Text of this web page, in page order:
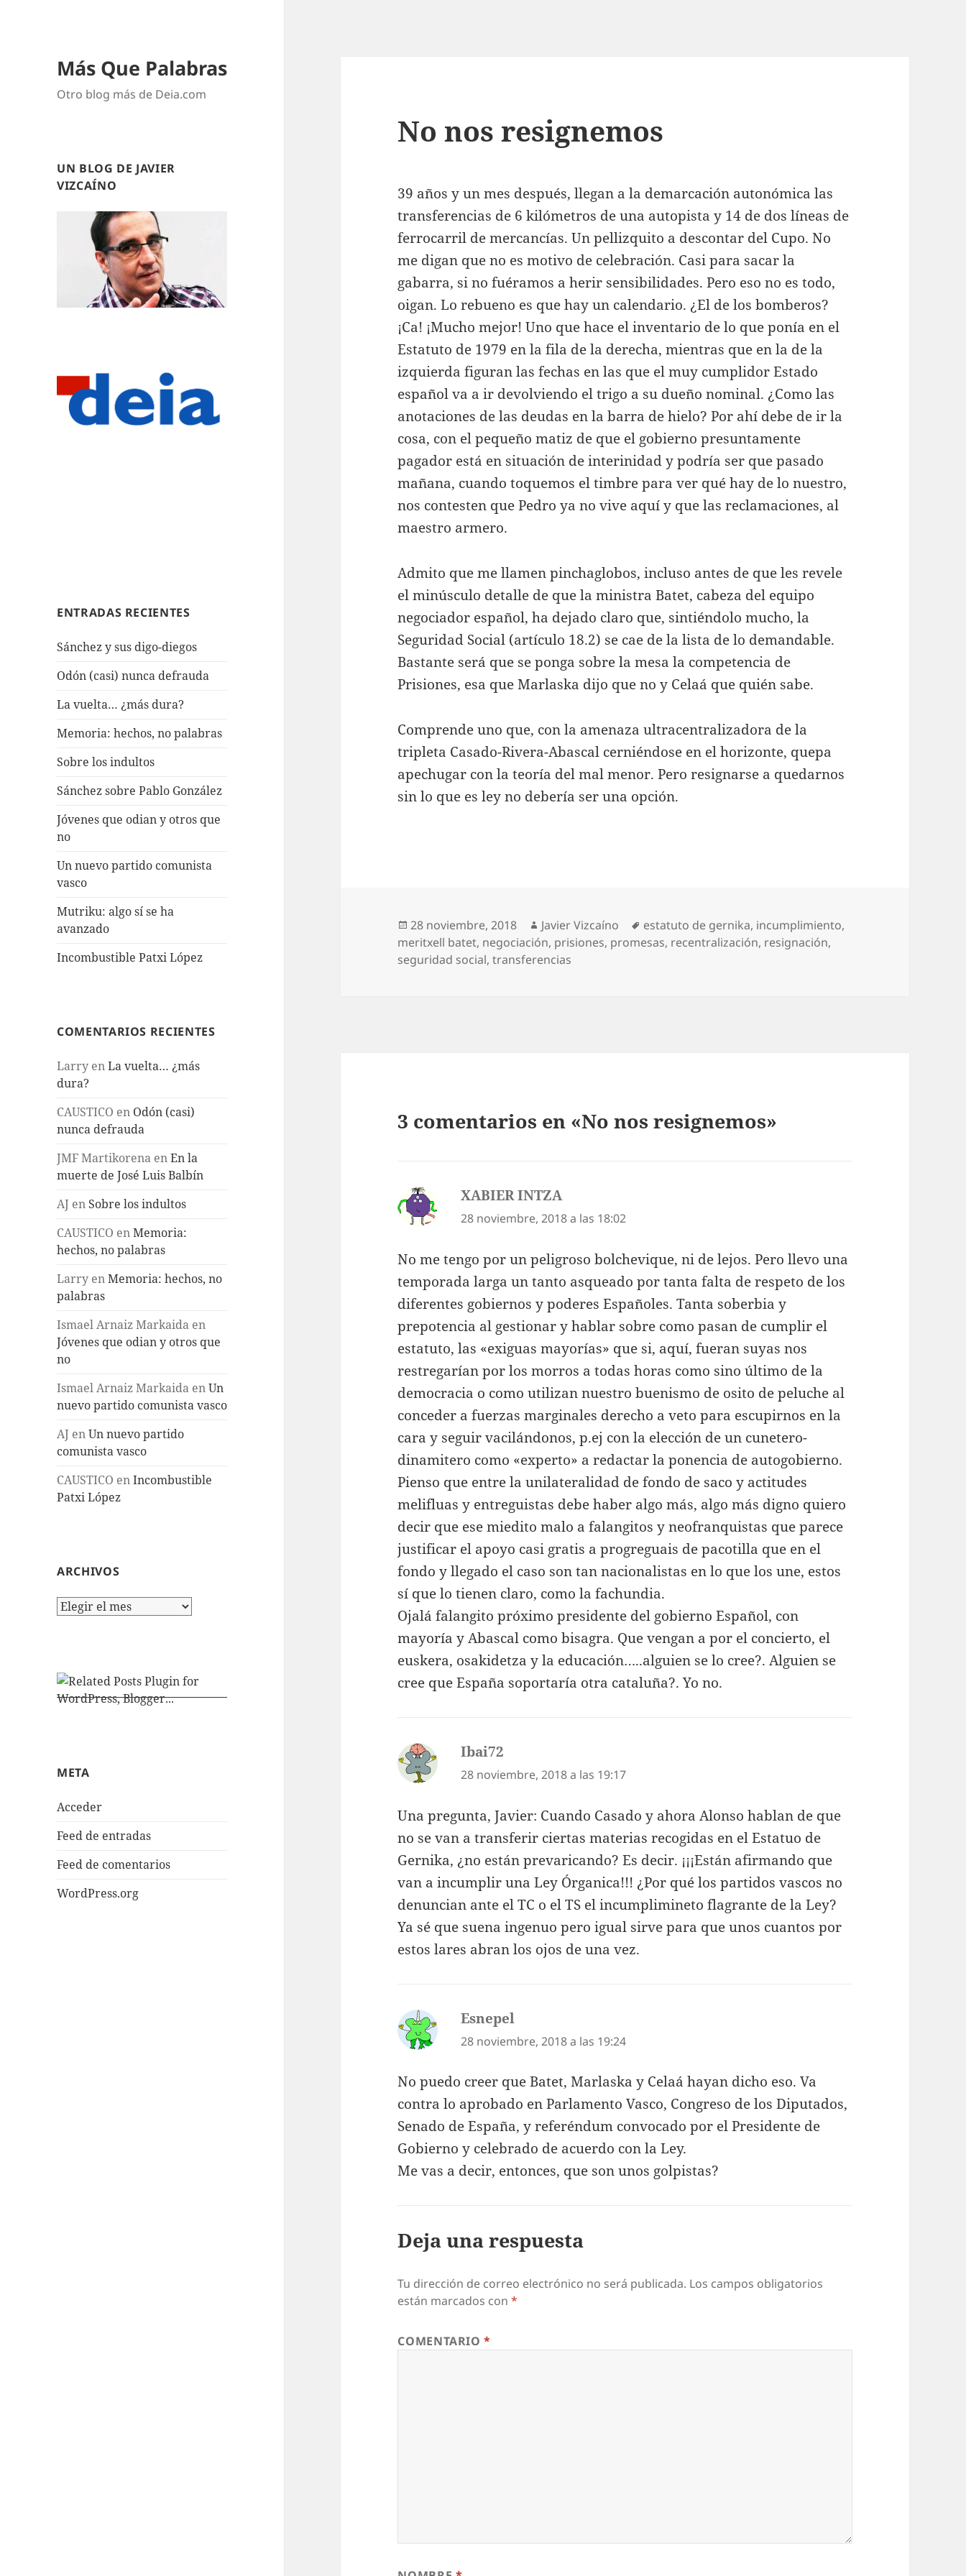
Más Que Palabras
Otro blog más de Deia.com
UN BLOG DE JAVIER
VIZCAÍNO
ENTRADAS RECIENTES
Sánchez y sus digo-diegos
Odón (casi) nunca defrauda
La vuelta… ¿más dura?
Memoria: hechos, no palabras
Sobre los indultos
Sánchez sobre Pablo González
Jóvenes que odian y otros que
no
Un nuevo partido comunista
vasco
Mutriku: algo sí se ha
avanzado
Incombustible Patxi López
COMENTARIOS RECIENTES
Larry enLa vuelta… ¿más
dura?
CAUSTICO en Odón (casi)
nunca defrauda
JMF Martikorena enEn la
muerte de José Luis Balbín
AJ en Sobre los indultos
CAUSTICO enMemoria:
hechos, no palabras
Larry enMemoria: hechos, no
palabras
Ismael Arnaiz Markaida en
Jóvenes que odian y otros que
no
Ismael Arnaiz Markaida enUn
nuevo partido comunista vasco
AJ enUn nuevo partido
comunista vasco
CAUSTICO enIncombustible
Patxi López
ARCHIVOS
Archivos
META
Acceder
Feed de entradas
Feed de comentarios
WordPress.org
No nos resignemos
39 años y un mes después, llegan a la demarcación autonómica las
transferencias de 6 kilómetros de una autopista y 14 de dos líneas de
ferrocarril de mercancías. Un pellizquito a descontar del Cupo. No
me digan que no es motivo de celebración. Casi para sacar la
gabarra, si no fuéramos a herir sensibilidades. Pero eso no es todo,
oigan. Lo rebueno es que hay un calendario. ¿El de los bomberos?
¡Ca! ¡Mucho mejor! Uno que hace el inventario de lo que ponía en el
Estatuto de 1979 en la fila de la derecha, mientras que en la de la
izquierda figuran las fechas en las que el muy cumplidor Estado
español va a ir devolviendo el trigo a su dueño nominal. ¿Como las
anotaciones de las deudas en la barra de hielo? Por ahí debe de ir la
cosa, con el pequeño matiz de que el gobierno presuntamente
pagador está en situación de interinidad y podría ser que pasado
mañana, cuando toquemos el timbre para ver qué hay de lo nuestro,
nos contesten que Pedro ya no vive aquí y que las reclamaciones, al
maestro armero.
Admito que me llamen pinchaglobos, incluso antes de que les revele
el minúsculo detalle de que la ministra Batet, cabeza del equipo
negociador español, ha dejado claro que, sintiéndolo mucho, la
Seguridad Social (artículo 18.2) se cae de la lista de lo demandable.
Bastante será que se ponga sobre la mesa la competencia de
Prisiones, esa que Marlaska dijo que no y Celaá que quién sabe.
Comprende uno que, con la amenaza ultracentralizadora de la
tripleta Casado-Rivera-Abascal cerniéndose en el horizonte, quepa
apechugar con la teoría del mal menor. Pero resignarse a quedarnos
sin lo que es ley no debería ser una opción.
Publicado
el
28 noviembre, 2018 Autor
Javier Vizcaíno Etiquetas
estatuto de gernika, incumplimiento,
meritxell batet, negociación, prisiones, promesas, recentralización, resignación,
seguridad social,transferencias
3 comentarios en «No nos resignemos»
XABIER INTZAdice:
28 noviembre, 2018 a las 18:02
No me tengo por un peligroso bolchevique, ni de lejos. Pero llevo una
temporada larga un tanto asqueado por tanta falta de respeto de los
diferentes gobiernos y poderes Españoles. Tanta soberbia y
prepotencia al gestionar y hablar sobre como pasan de cumplir el
estatuto, las «exiguas mayorías» que si, aquí, fueran suyas nos
restregarían por los morros a todas horas como sino último de la
democracia o como utilizan nuestro buenismo de osito de peluche al
conceder a fuerzas marginales derecho a veto para escupirnos en la
cara y seguir vacilándonos, p.ej con la elección de un cunetero-
dinamitero como «experto» a redactar la ponencia de autogobierno.
Pienso que entre la unilateralidad de fondo de saco y actitudes
melifluas y entreguistas debe haber algo más, algo más digno quiero
decir que ese miedito malo a falangitos y neofranquistas que parece
justificar el apoyo casi gratis a progreguais de pacotilla que en el
fondo y llegado el caso son tan nacionalistas en lo que los une, estos
sí que lo tienen claro, como la fachundia.
Ojalá falangito próximo presidente del gobierno Español, con
mayoría y Abascal como bisagra. Que vengan a por el concierto, el
euskera, osakidetza y la educación…..alguien se lo cree?. Alguien se
cree que España soportaría otra cataluña?. Yo no.
Ibai72
28 noviembre, 2018 a las 19:17
Una pregunta, Javier: Cuando Casado y ahora Alonso hablan de que
no se van a transferir ciertas materias recogidas en el Estatuo de
Gernika, ¿no están prevaricando? Es decir. ¡¡¡Están afirmando que
van a incumplir una Ley Órganica!!! ¿Por qué los partidos vascos no
denuncian ante el TC o el TS el incumplimineto flagrante de la Ley?
Ya sé que suena ingenuo pero igual sirve para que unos cuantos por
estos lares abran los ojos de una vez.
Esnepel
28 noviembre, 2018 a las 19:24
No puedo creer que Batet, Marlaska y Celaá hayan dicho eso. Va
contra lo aprobado en Parlamento Vasco, Congreso de los Diputados,
Senado de España, y referéndum convocado por el Presidente de
Gobierno y celebrado de acuerdo con la Ley.
Me vas a decir, entonces, que son unos golpistas?
Deja una respuesta
Tu dirección de correo electrónico no será publicada. Los campos obligatorios
están marcados con*
COMENTARIO*